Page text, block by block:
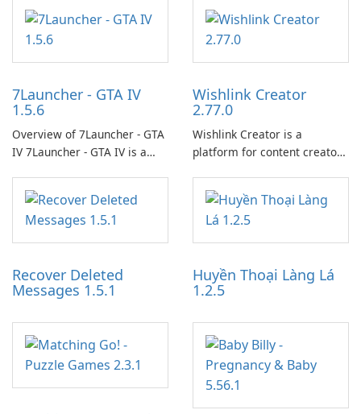
7Launcher - GTA IV
1.5.6
Overview of 7Launcher - GTA
IV 7Launcher - GTA IV is a
application designed to
optimize the gaming
experience for Grand Theft
Auto IV.
Wishlink Creator
2.77.0
Wishlink Creator is a
platform for content creators
work through built-in brand
partnerships and integrated
tools for content distribution
and audience engagement.
Recover Deleted
Messages 1.5.1
Huyền Thoại Làng Lá
1.2.5